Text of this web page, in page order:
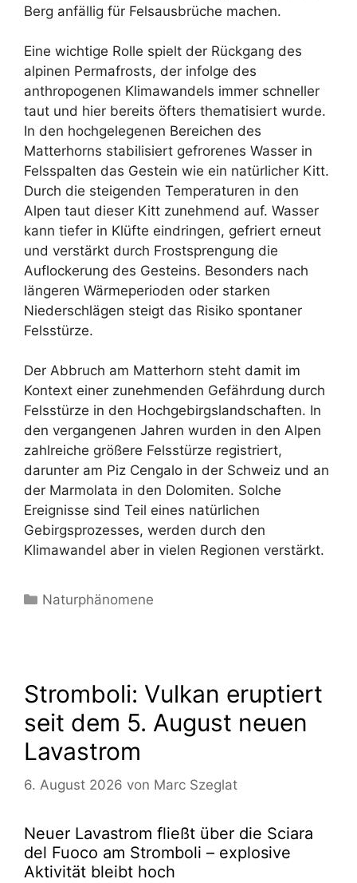
Berg anfällig für Felsausbrüche machen.
Eine wichtige Rolle spielt der Rückgang des
alpinen Permafrosts, der infolge des
anthropogenen Klimawandels immer schneller
taut und hier bereits öfters thematisiert wurde.
In den hochgelegenen Bereichen des
Matterhorns stabilisiert gefrorenes Wasser in
Felsspalten das Gestein wie ein natürlicher Kitt.
Durch die steigenden Temperaturen in den
Alpen taut dieser Kitt zunehmend auf. Wasser
kann tiefer in Klüfte eindringen, gefriert erneut
und verstärkt durch Frostsprengung die
Auflockerung des Gesteins. Besonders nach
längeren Wärmeperioden oder starken
Niederschlägen steigt das Risiko spontaner
Felsstürze.
Der Abbruch am Matterhorn steht damit im
Kontext einer zunehmenden Gefährdung durch
Felsstürze in den Hochgebirgslandschaften. In
den vergangenen Jahren wurden in den Alpen
zahlreiche größere Felsstürze registriert,
darunter am Piz Cengalo in der Schweiz und an
der Marmolata in den Dolomiten. Solche
Ereignisse sind Teil eines natürlichen
Gebirgsprozesses, werden durch den
Klimawandel aber in vielen Regionen verstärkt.
Kategorien
Naturphänomene
Stromboli: Vulkan eruptiert
seit dem 5. August neuen
Lavastrom
6. August 2026 von Marc Szeglat
Neuer Lavastrom fließt über die Sciara
del Fuoco am Stromboli – explosive
Aktivität bleibt hoch